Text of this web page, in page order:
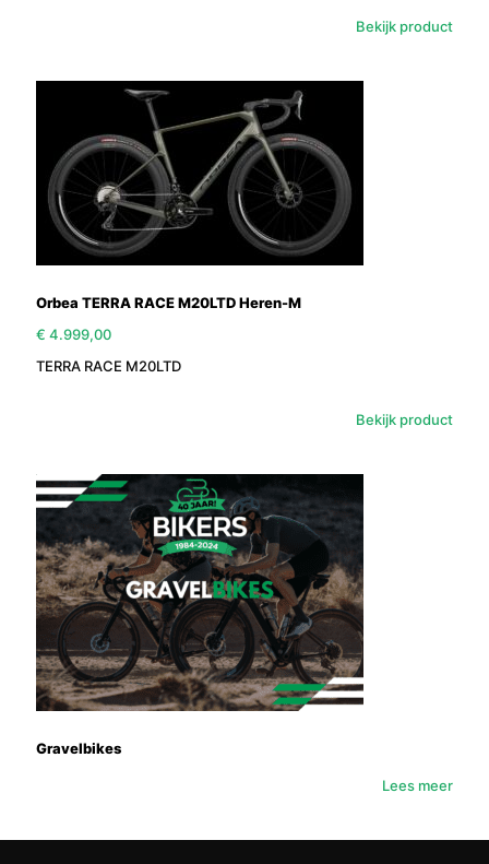
Bekijk product
Orbea TERRA RACE M20LTD Heren-M
€ 4.999,00
TERRA RACE M20LTD
Bekijk product
Gravelbikes
Lees meer